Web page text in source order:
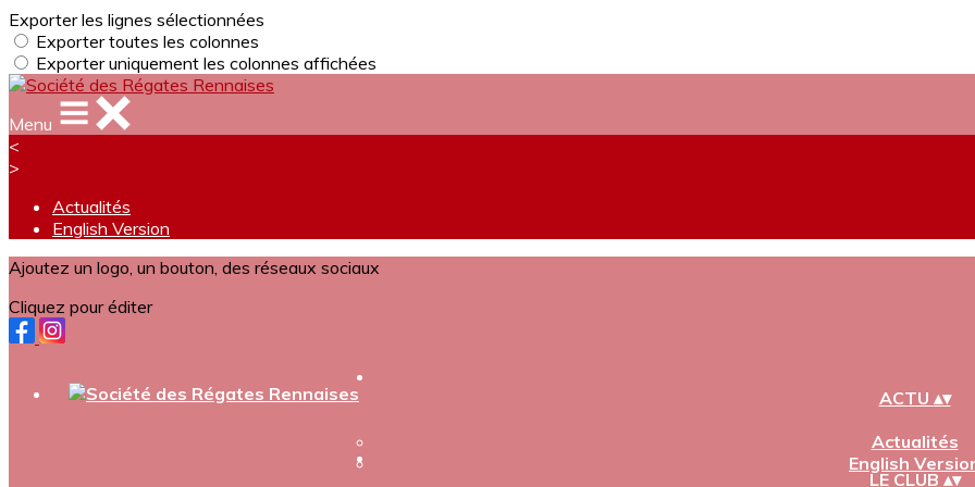
Exporter les lignes sélectionnées
Exporter toutes les colonnes
Exporter uniquement les colonnes affichées
Menu
<
>
Actualités
English Version
Ajoutez un logo, un bouton, des réseaux sociaux
Cliquez pour éditer
ACTU ▴▾
Actualités
English
LE CLUB ▴▾